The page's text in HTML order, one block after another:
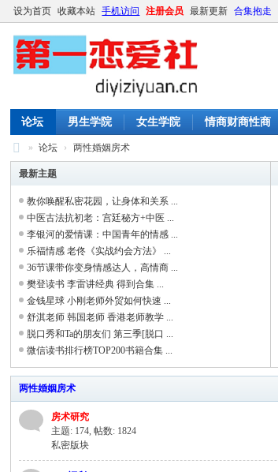
设为首页 收藏本站 手机访问 注册会员 最新更新 合集抱走
论坛 男生学院 女生学院 情商财商性商
第
恋
爱
社
妹
撩
汉
|
房
术
» 论坛 › 两性婚姻房术
最新主题
教你唤醒私密花园，让身体和关系 ...
中医古法抗初老：宫廷秘方+中医 ...
李银河的爱情课：中国青年的情感 ...
乐福情感 老佟《实战约会方法》 ...
36节课带你变身情感达人，高情商 ...
樊登读书 李雷讲经典 得到合集 ...
金钱星球 小刚老师外贸如何快速 ...
舒淇老师 韩国老师 香港老师教学 ...
脱口秀和Ta的朋友们 第三季[脱口 ...
微信读书排行榜TOP200书籍合集 ...
两性婚姻房术
房术研究
主题: 174,帖数: 1824
私密版块